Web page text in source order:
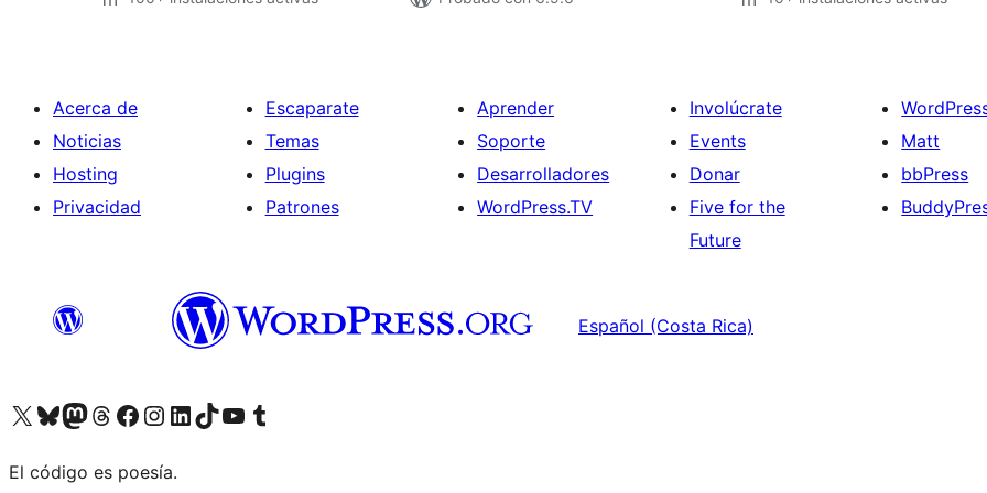
Acerca de
Noticias
Hosting
Privacidad
Escaparate
Temas
Plugins
Patrones
Aprender
Soporte
Desarrolladores
WordPress.TV
Involúcrate
Events
Donar
Five for the
Future
Matt
bbPress
Español (Costa Rica)
Visit our X (formerly Twitter) account
Visit our Bluesky account
Visita nuestra cuenta de Twitter
Visit our Threads account
Visita nuestra página de Facebook
Visite nuestra cuenta de Instagram
Visit our LinkedIn account
Visit our TikTok account
Visit our YouTube channel
Visit our Tumblr account
El código es poesía.